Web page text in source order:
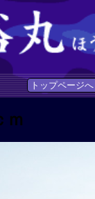
トップページへ
ｍ